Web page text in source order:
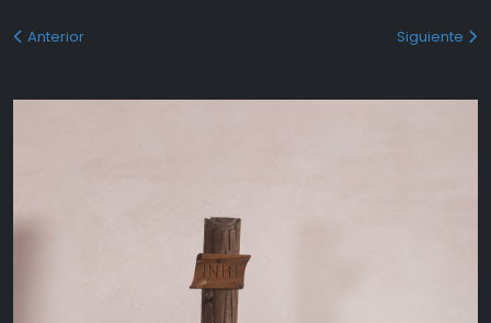
Anterior Siguiente